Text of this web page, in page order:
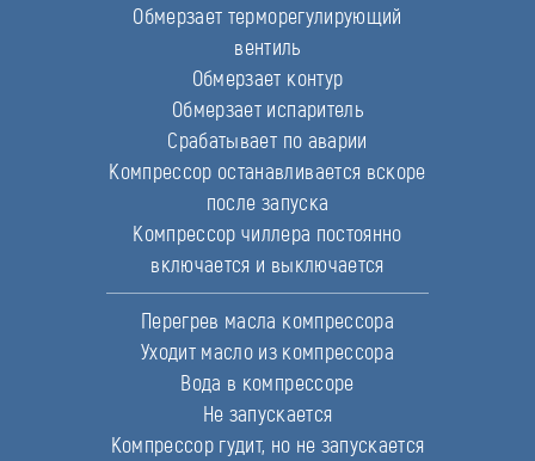
Обмерзает терморегулирующий
вентиль
Обмерзает контур
Обмерзает испаритель
Срабатывает по аварии
Компрессор останавливается вскоре
после запуска
Компрессор чиллера постоянно
включается и выключается
Перегрев масла компрессора
Уходит масло из компрессора
Вода в компрессоре
Не запускается
Компрессор гудит, но не запускается